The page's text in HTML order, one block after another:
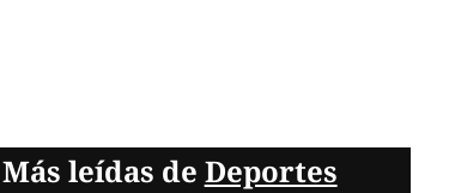
Más leídas de Deportes